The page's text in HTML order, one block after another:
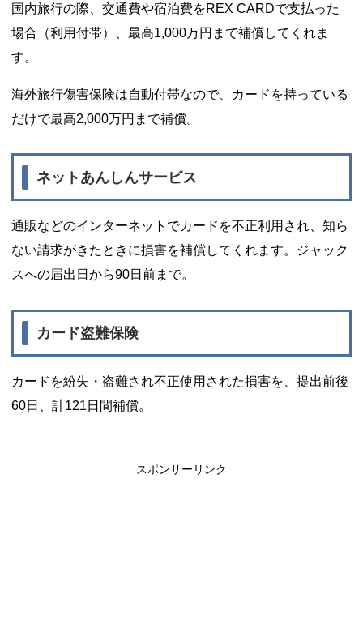
国内旅行の際、交通費や宿泊費をREX CARDで支払った
場合（利用付帯）、最高1,000万円まで補償してくれま
す。
海外旅行傷害保険は自動付帯なので、カードを持っている
だけで最高2,000万円まで補償。
ネットあんしんサービス
通販などのインターネットでカードを不正利用され、知ら
ない請求がきたときに損害を補償してくれます。ジャック
スへの届出日から90日前まで。
カード盗難保険
カードを紛失・盗難され不正使用された損害を、提出前後
60日、計121日間補償。
スポンサーリンク